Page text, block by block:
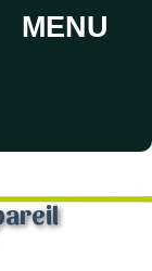
MENU